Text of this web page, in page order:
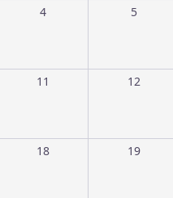
4 5
11 12
18 19